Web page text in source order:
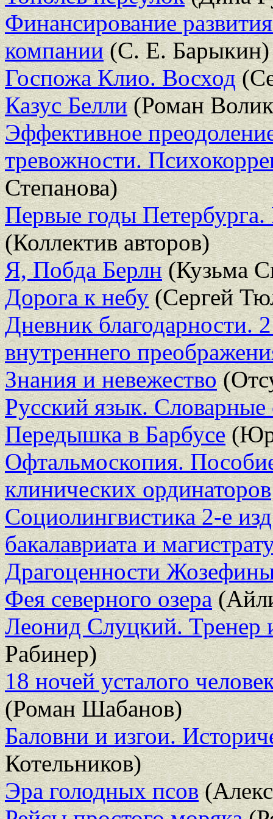
Финансирование
компании(С. Е. Барыкин)
Госпожа Клио. Восход
Казус Белли(Роман
Эффективное
тревожности.
Степанова)
Первые годы
(Коллектив авторов)
Я, Побда Берлн(Кузьма
Дорога к небу(Сергей
Дневник благодарности.
внутреннего
Знания и невежество
Русский язык. Словарные
Передышка в Барбусе
Офтальмоскопия.
клинических ординаторов
Социолингвистика 2-е
бакалавриата и
Драгоценности
Фея северного озера
Леонид Слуцкий. Тренер
Рабинер)
18 ночей усталого
(Роман Шабанов)
Баловни и изгои.
Котельников)
Эра голодных псов